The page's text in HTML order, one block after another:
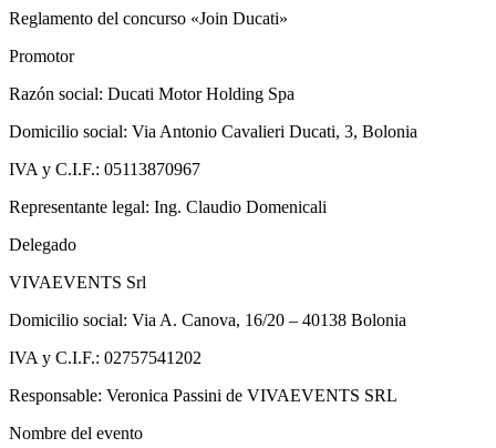
Reglamento del concurso «Join Ducati»
Promotor
Razón social: Ducati Motor Holding Spa
Domicilio social: Via Antonio Cavalieri Ducati, 3, Bolonia
IVA y C.I.F.: 05113870967
Representante legal: Ing. Claudio Domenicali
Delegado
VIVAEVENTS Srl
Domicilio social: Via A. Canova, 16/20 – 40138 Bolonia
IVA y C.I.F.: 02757541202
Responsable: Veronica Passini de VIVAEVENTS SRL
Nombre del evento